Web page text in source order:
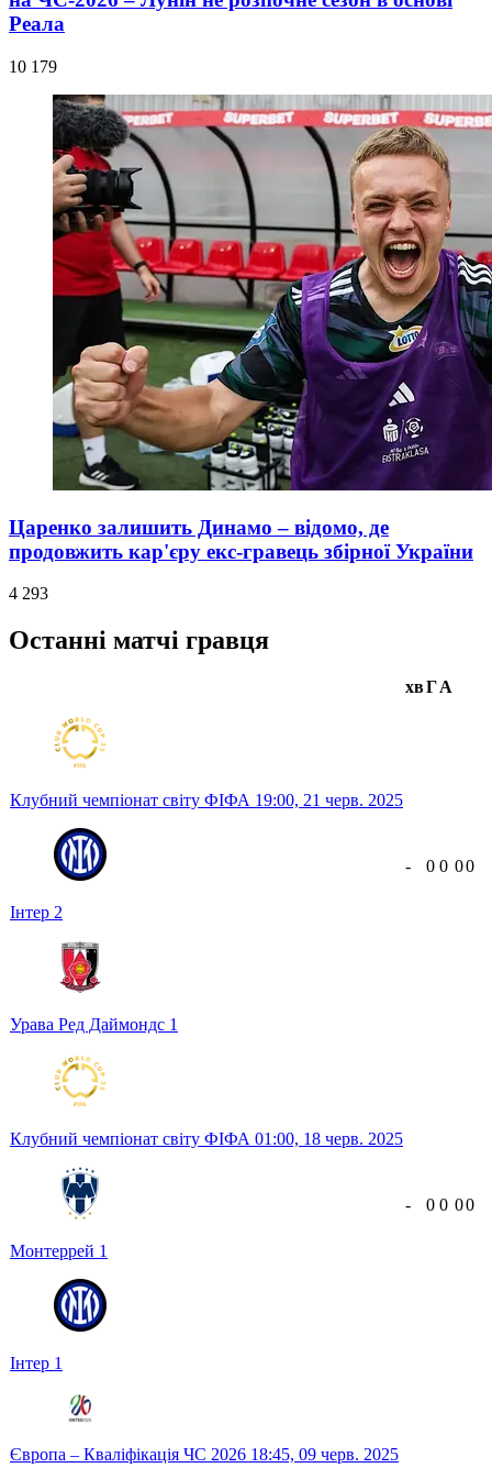
Реала
10 179
Царенко залишить Динамо – відомо, де
продовжить кар'єру екс-гравець збірної України
4 293
Останні матчі гравця
хвГА
Клубний чемпіонат світу ФІФА 19:00, 21 черв. 2025
Інтер 2
Урава Ред Даймондс 1
- 0 0 00
Клубний чемпіонат світу ФІФА 01:00, 18 черв. 2025
Монтеррей 1
Інтер 1
- 0 0 00
Європа – Кваліфікація ЧС 2026 18:45, 09 черв. 2025